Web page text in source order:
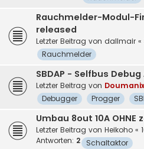
Rauchmelder-Modul-
released
Letzter Beitrag von dallmair «
Rauchmelder
SBDAP - Selfbus
Letzter Beitrag von Doumanix
Debugger
Progger
Umbau 8out 10A
Letzter Beitrag von Heikoho «
Antworten: 2 Schaltaktor